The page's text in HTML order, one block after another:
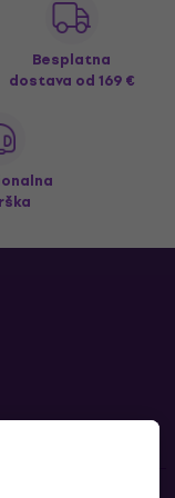
Besplatna
dostava od 169 €